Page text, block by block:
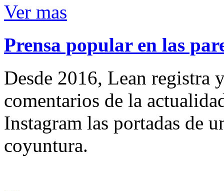
Ver mas
Prensa popular en las
Desde 2016, Lean registra
comentarios de la
Instagram las portadas de
coyuntura.